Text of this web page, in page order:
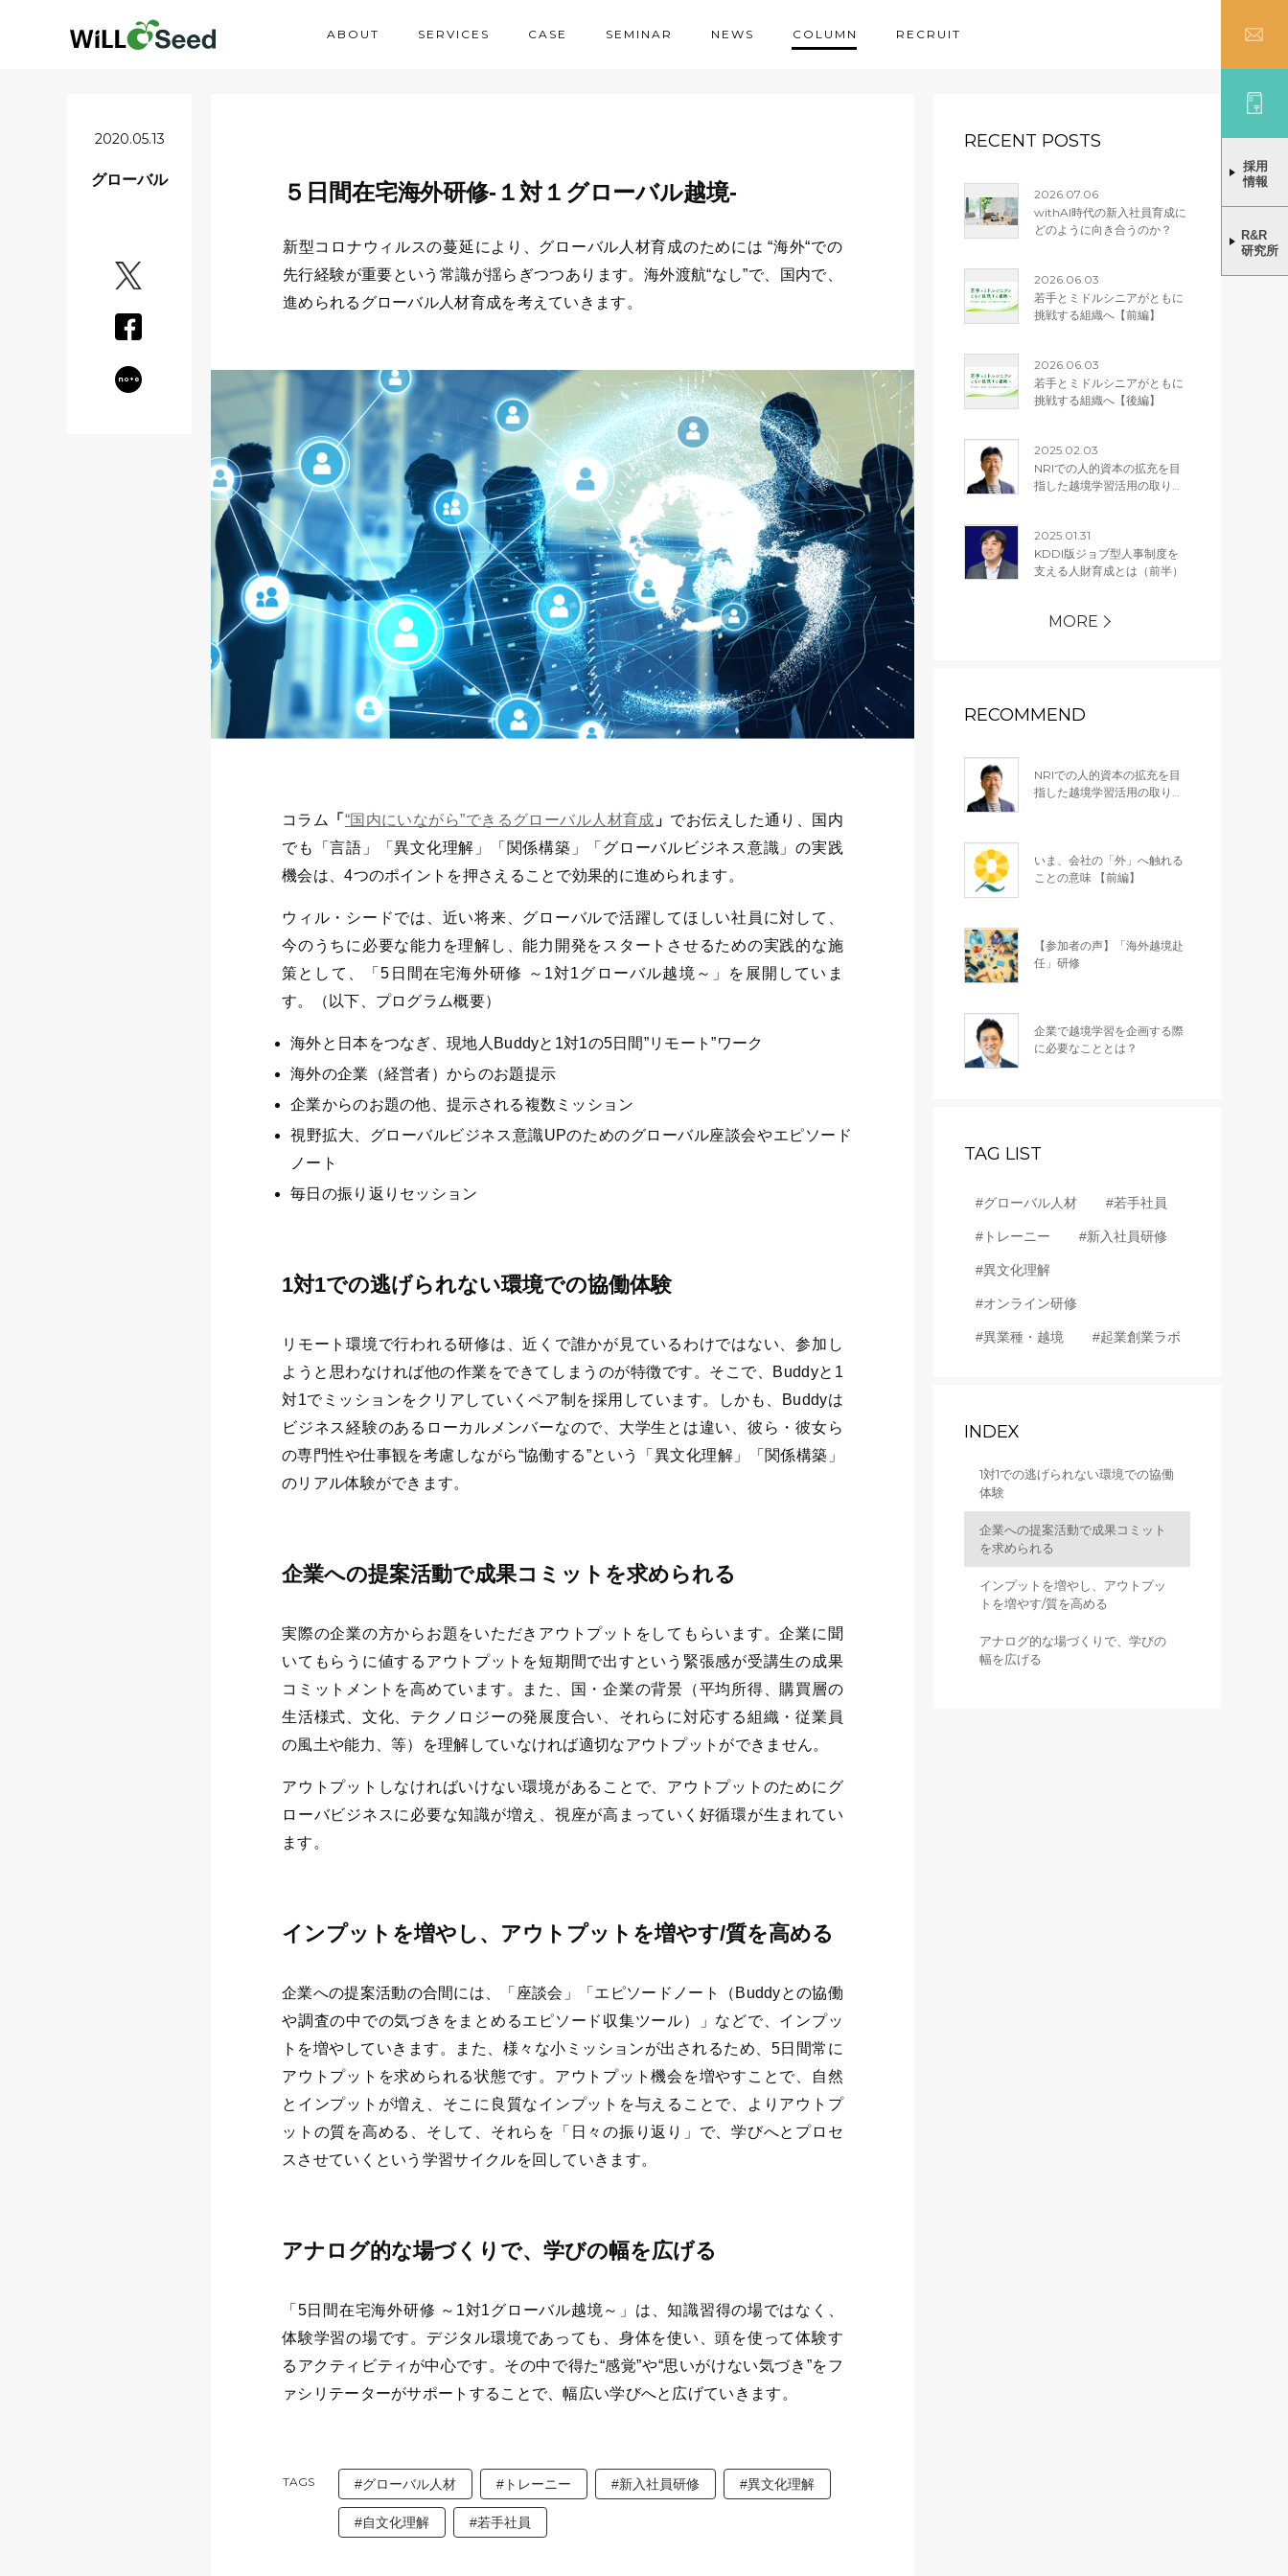
ABOUT SERVICES CASE SEMINAR NEWS COLUMN RECRUIT
採用
情報
R&R
研究所
2020.05.13
グローバル ５日間在宅海外研修-１対１グローバル越境-
新型コロナウィルスの蔓延により、グローバル人材育成のためには “海外“での
先行経験が重要という常識が揺らぎつつあります。海外渡航“なし”で、国内で、
進められるグローバル人材育成を考えていきます。
コラム 「 “国内にいながら”できるグローバル人材育成 」 でお伝えした通り、国内
でも「言語」「異文化理解」「関係構築」「グローバルビジネス意識」の実践
機会は、4つのポイントを押さえることで効果的に進められます。
ウィル・シードでは、近い将来、グローバルで活躍してほしい社員に対して、
今のうちに必要な能力を理解し、能力開発をスタートさせるための実践的な施
策として、「5日間在宅海外研修 ～1対1グローバル越境～」を展開していま
す。（以下、プログラム概要）
海外と日本をつなぎ、現地人Buddyと1対1の5日間”リモート”ワーク
海外の企業（経営者）からのお題提示
企業からのお題の他、提示される複数ミッション
視野拡大、グローバルビジネス意識UPのためのグローバル座談会やエピソード
ノート
毎日の振り返りセッション
1対1での逃げられない環境での協働体験
リモート環境で行われる研修は、近くで誰かが見ているわけではない、参加し
ようと思わなければ他の作業をできてしまうのが特徴です。そこで、Buddyと1
対1でミッションをクリアしていくペア制を採用しています。しかも、Buddyは
ビジネス経験のあるローカルメンバーなので、大学生とは違い、彼ら・彼女ら
の専門性や仕事観を考慮しながら“協働する”という「異文化理解」「関係構築」
のリアル体験ができます。
企業への提案活動で成果コミットを求められる
実際の企業の方からお題をいただきアウトプットをしてもらいます。企業に聞
いてもらうに値するアウトプットを短期間で出すという緊張感が受講生の成果
コミットメントを高めています。また、国・企業の背景（平均所得、購買層の
生活様式、文化、テクノロジーの発展度合い、それらに対応する組織・従業員
の風土や能力、等）を理解していなければ適切なアウトプットができません。
アウトプットしなければいけない環境があることで、アウトプットのためにグ
ローバビジネスに必要な知識が増え、視座が高まっていく好循環が生まれてい
ます。
インプットを増やし、アウトプットを増やす/質を高める
企業への提案活動の合間には、「座談会」「エピソードノート（Buddyとの協働
や調査の中での気づきをまとめるエピソード収集ツール）」などで、インプッ
トを増やしていきます。また、様々な小ミッションが出されるため、5日間常に
アウトプットを求められる状態です。アウトプット機会を増やすことで、自然
とインプットが増え、そこに良質なインプットを与えることで、よりアウトプ
ットの質を高める、そして、それらを「日々の振り返り」で、学びへとプロセ
スさせていくという学習サイクルを回していきます。
アナログ的な場づくりで、学びの幅を広げる
「5日間在宅海外研修 ～1対1グローバル越境～」は、知識習得の場ではなく、
体験学習の場です。デジタル環境であっても、身体を使い、頭を使って体験す
るアクティビティが中心です。その中で得た“感覚”や“思いがけない気づき”をフ
ァシリテーターがサポートすることで、幅広い学びへと広げていきます。
TAGS #グローバル人材 #トレーニー #新入社員研修 #異文化理解
#自文化理解 #若手社員
RECENT POSTS
2026.07.06
withAI時代の新入社員育成に
どのように向き合うのか？
2026.06.03
若手とミドルシニアがともに
挑戦する組織へ【前編】
2026.06.03
若手とミドルシニアがともに
挑戦する組織へ【後編】
2025.02.03
NRIでの人的資本の拡充を目
指した越境学習活用の取り組
2025.01.31
KDDI版ジョブ型人事制度を
支える人財育成とは（前半）
MORE
RECOMMEND
NRIでの人的資本の拡充を目
指した越境学習活用の取り組
いま、会社の「外」へ触れる
ことの意味 【前編】
【参加者の声】「海外越境赴
任」研修
企業で越境学習を企画する際
に必要なこととは？
TAG LIST
#グローバル人材 #若手社員
#トレーニー #新入社員研修
#異文化理解
#オンライン研修
#異業種・越境 #起業創業ラボ
INDEX
1対1での逃げられない環境での協働
体験
企業への提案活動で成果コミット
を求められる
インプットを増やし、アウトプッ
トを増やす/質を高める
アナログ的な場づくりで、学びの
幅を広げる